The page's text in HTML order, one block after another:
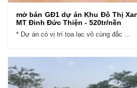
mở bán GĐ1 dự án Khu Đô Thị
MT Đinh Đức Thiện - 520tr/nền
* Dự án có vị trí tọa lạc vô cùng đắc ...